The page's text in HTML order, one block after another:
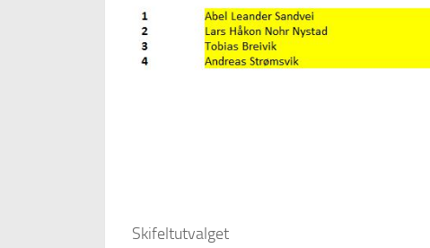
Skifeltutvalget